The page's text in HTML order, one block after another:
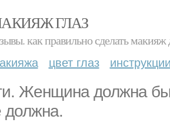
ГЛАЗ
как правильно сделать макияж
цвет глаз
Женщина должна
должна.